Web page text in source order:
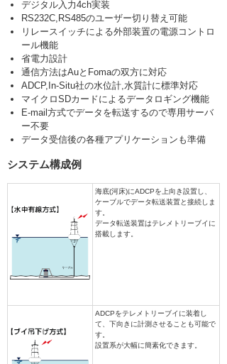
デジタル入力4ch実装
RS232C,RS485のユーザー切り替え可能
リレースイッチによる外部装置の電源コントロ
ール機能
省電力設計
通信方法はAuとFomaの双方に対応
ADCP,In-Situ社の水位計,水質計に標準対応
マイクロSDカードによるデータロギング機能
E-mail方式でデータを転送するので専用サーバ
ー不要
データ受信後の各種アプリケーションも準備
システム構成例
海底(河床)にADCPを上向き設置し、
ケーブルでデータ転送装置と接続しま
す。
データ転送装置はテレメトリーブイに
搭載します。
ADCPをテレメトリーブイに装着し
て、下向きに計測させることも可能で
す。
設置系が大幅に簡素化できます。